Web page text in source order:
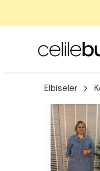
Elbiseler